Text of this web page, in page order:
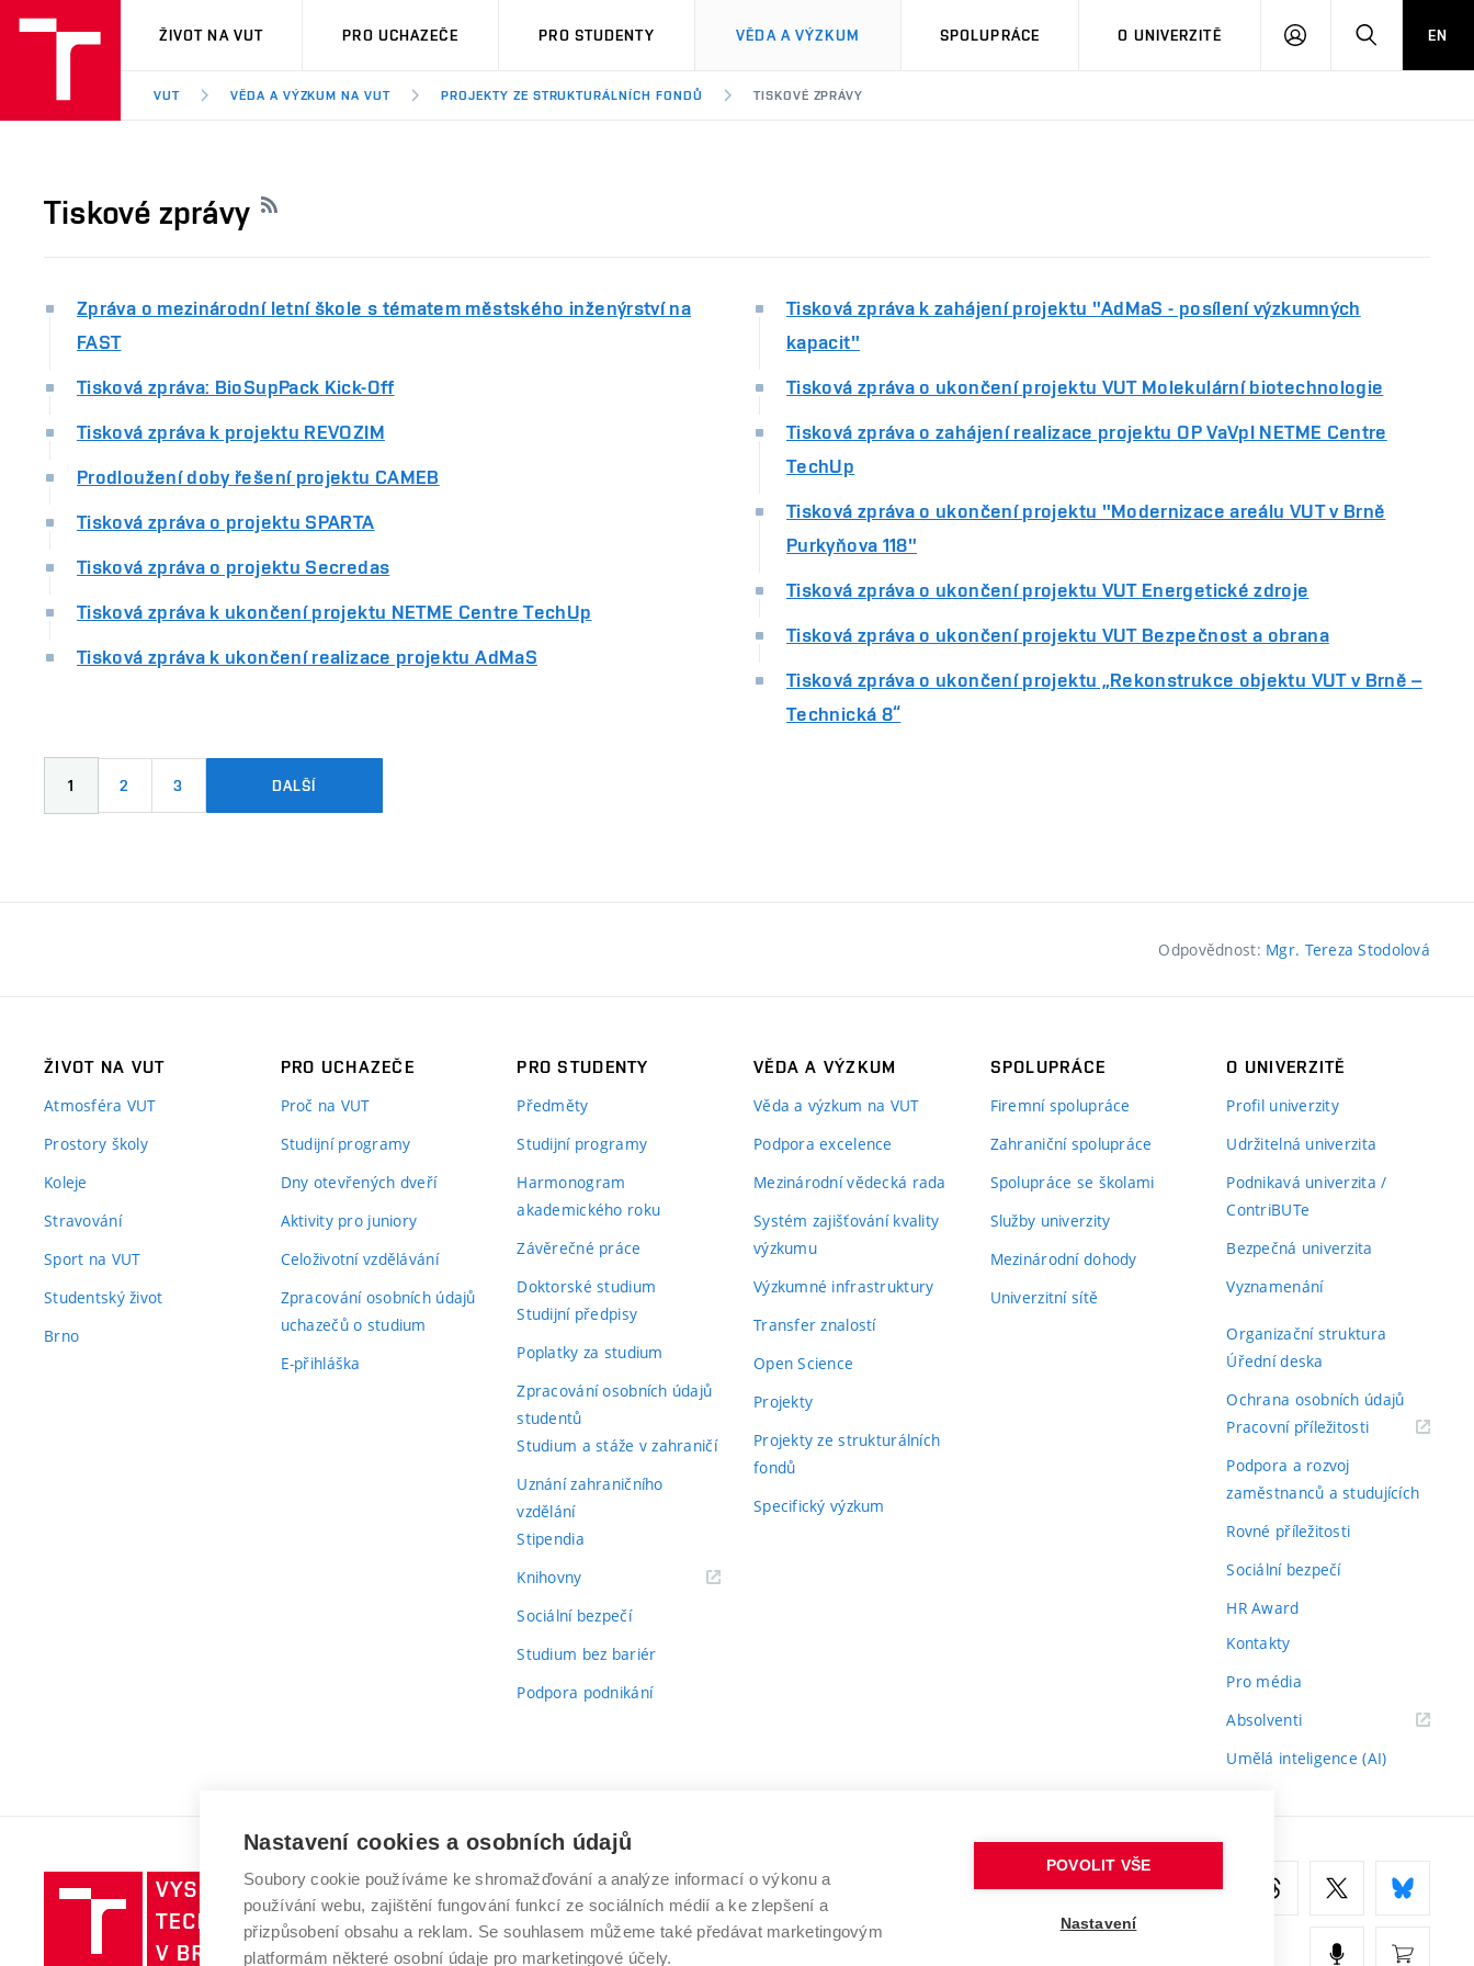
VUT
ŽIVOT NA VUT PRO UCHAZEČE PRO STUDENTY VĚDA A VÝZKUM SPOLUPRÁCE O UNIVERZITĚ
PŘIHLÁSIT HLEDATEN
VUT VĚDA A VÝZKUM NA VUT PROJEKTY ZE STRUKTURÁLNÍCH FONDŮ TISKOVÉ ZPRÁVY
Tiskové zprávy
Zpráva o mezinárodní letní škole s tématem městského inženýrství na
FAST
Tisková zpráva: BioSupPack Kick-Off
Tisková zpráva k projektu REVOZIM
Prodloužení doby řešení projektu CAMEB
Tisková zpráva o projektu SPARTA
Tisková zpráva o projektu Secredas
Tisková zpráva k ukončení projektu NETME Centre TechUp
Tisková zpráva k ukončení realizace projektu AdMaS
Tisková zpráva k zahájení projektu "AdMaS - posílení výzkumných
kapacit"
Tisková zpráva o ukončení projektu VUT Molekulární biotechnologie
Tisková zpráva o zahájení realizace projektu OP VaVpI NETME Centre
TechUp
Tisková zpráva o ukončení projektu "Modernizace areálu VUT v Brně
Purkyňova 118"
Tisková zpráva o ukončení projektu VUT Energetické zdroje
Tisková zpráva o ukončení projektu VUT Bezpečnost a obrana
Tisková zpráva o ukončení projektu „Rekonstrukce objektu VUT v Brně –
Technická 8“
1 2 3 DALŠÍ
Odpovědnost: Mgr. Tereza Stodolová
ŽIVOT NA VUT
Atmosféra VUT
Prostory školy
Koleje
Stravování
Sport na VUT
Studentský život
Brno
PRO UCHAZEČE
Proč na VUT
Studijní programy
Dny otevřených dveří
Aktivity pro juniory
Celoživotní vzdělávání
Zpracování osobních údajů
uchazečů o studium
E-přihláška
PRO STUDENTY
Předměty
Studijní programy
Harmonogram
akademického roku
Závěrečné práce
Doktorské studium
Studijní předpisy
Poplatky za studium
Zpracování osobních údajů
studentů
Studium a stáže v zahraničí
Uznání zahraničního
vzdělání
Stipendia
Knihovny(externí
Sociální bezpečí
Studium bez bariér
Podpora podnikání
VĚDA A VÝZKUM
Věda a výzkum na VUT
Podpora excelence
Mezinárodní vědecká rada
Systém zajišťování kvality
výzkumu
Výzkumné infrastruktury
Transfer znalostí
Open Science
Projekty
Projekty ze strukturálních
fondů
Specifický výzkum
SPOLUPRÁCE
Firemní spolupráce
Zahraniční spolupráce
Spolupráce se školami
Služby univerzity
Mezinárodní dohody
Univerzitní sítě
O UNIVERZITĚ
Profil univerzity
Udržitelná univerzita
Podnikavá univerzita /
ContriBUTe
Bezpečná univerzita
Vyznamenání
Organizační struktura
Úřední deska
Ochrana osobních údajů
Pracovní příležitosti(externí
Podpora a rozvoj
zaměstnanců a studujících
Rovné příležitosti
Sociální bezpečí
HR Award
Kontakty
Pro média
Absolventi(externí
Umělá inteligence (AI)
Vysoké
učení
technické
VYSOKÉ UČENÍ TECHNICKÉ V BRNĚ
Antonínská 548/1
602 00 Brno
www.vut.cz
Nastavení cookies a osobních údajů
Soubory cookie používáme ke shromažďování a analýze informací o výkonu a
používání webu, zajištění fungování funkcí ze sociálních médií a ke zlepšení a
přizpůsobení obsahu a reklam. Se souhlasem můžeme také předávat marketingovým
platformám některé osobní údaje pro marketingové účely.
POVOLIT VŠE
Nastavení